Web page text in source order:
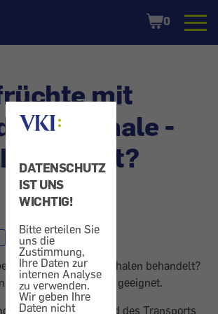
DATENSCHUTZ
IST UNS
WICHTIG!
Bitte erteilen Sie
uns die
Zustimmung,
Ihre Daten zur
internen Analyse
zu verwenden.
Wir geben Ihre
Daten nicht
Shopping
Cart
0
mit
Schale -
Obst
Zitrusfrüchten die Schalen behandelt?
mehr zum Verzehr geeignet.
empfindlich. Während des Transports